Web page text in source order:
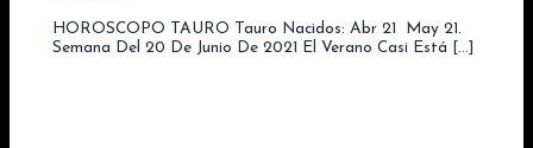
HOROSCOPO TAURO Tauro Nacidos: Abr 21  May 21.
Semana Del 20 De Junio De 2021 El Verano Casi Está […]